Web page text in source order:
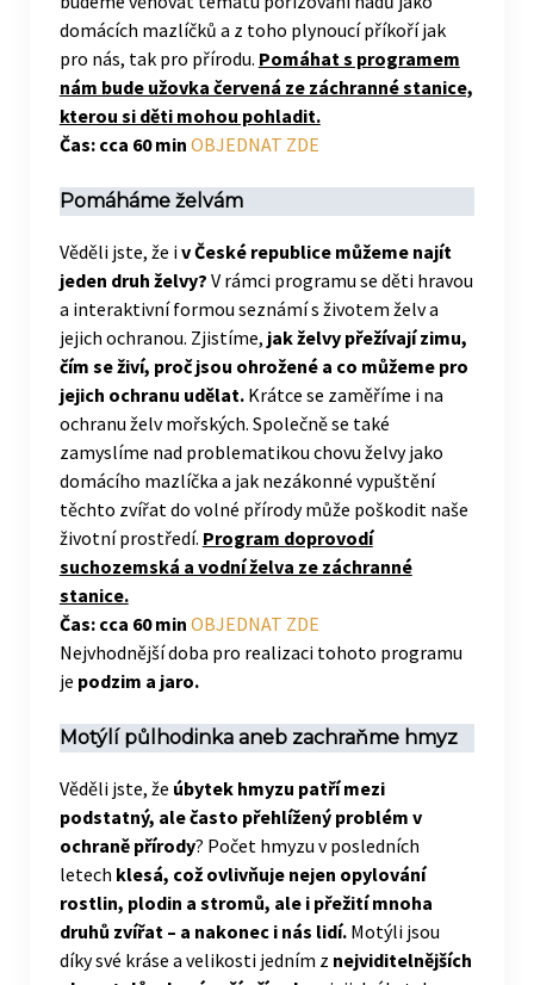
domácích mazlíčků a z toho plynoucí příkoří jak
pro nás, tak pro přírodu. Pomáhat s programem
nám bude užovka červená ze záchranné stanice,
kterou si děti mohou pohladit.
Čas: cca 60 min OBJEDNAT ZDE
Pomáháme želvám
Věděli jste, že iv České republice můžeme najít
jeden druh želvy? V rámci programu se děti hravou
a interaktivní formou seznámí s životem želv a
jejich ochranou. Zjistíme, jak želvy přežívají zimu,
čím se živí, proč jsou ohrožené a co můžeme pro
jejich ochranu udělat.Krátce se zaměříme i na
ochranu želv mořských. Společně se také
zamyslíme nad problematikou chovu želvy jako
domácího mazlíčka a jak nezákonné vypuštění
těchto zvířat do volné přírody může poškodit naše
životní prostředí. Program doprovodí
suchozemská a vodní želva ze záchranné
stanice.
Čas: cca 60 min OBJEDNAT ZDE
Nejvhodnější doba pro realizaci tohoto programu
je podzim a jaro.
Motýlí půlhodinka aneb zachraňme hmyz
Věděli jste, že úbytek hmyzu patří mezi
podstatný, ale často přehlížený problém v
ochraně přírody? Počet hmyzu v posledních
letech klesá, což ovlivňuje nejen opylování
rostlin, plodin a stromů, ale i přežití mnoha
druhů zvířat – a nakonec i nás lidí.Motýli jsou
díky své kráse a velikosti jedním z nejviditelnějších